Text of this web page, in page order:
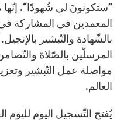
”ستكونونَ لي شُهودًا“.
المعمدين في المشاركة
بالشّهادة والتّبشير
المرسلّين بالصّلاة
مواصلة عمل التّبشير
العالم.
يُفتح التّسجيل اليوم لليوم